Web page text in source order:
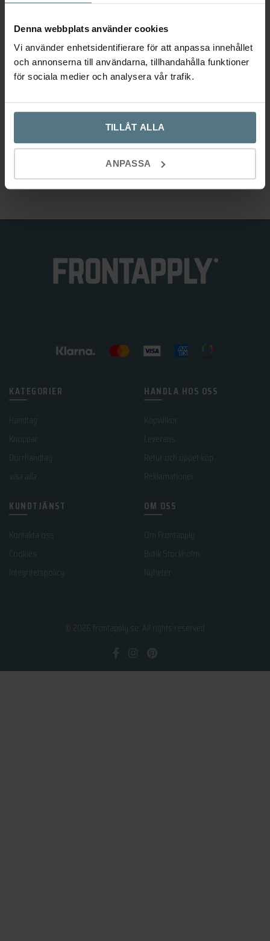
Denna webbplats använder cookies
Vi använder enhetsidentifierare för att anpassa innehållet
och annonserna till användarna, tillhandahålla funktioner
för sociala medier och analysera vår trafik.
TILLÅT ALLA
ANPASSA
Utförande
Knopp 8131
Skruv ingår Passar lucka 16-19mm
Varumärke Beslag Design
Artikelnr: 4892-11
KATEGORIER
Handtag
Dörrhandtag
HANDLA HOS OSS
Retur och öppet köp
Reklamationer
KUNDTJÄNST
Kontakta oss
Integritetspolicy
OM OSS
Om Frontapply
Butik Stockholm
Nyheter
frontapply.se . All rights reserved